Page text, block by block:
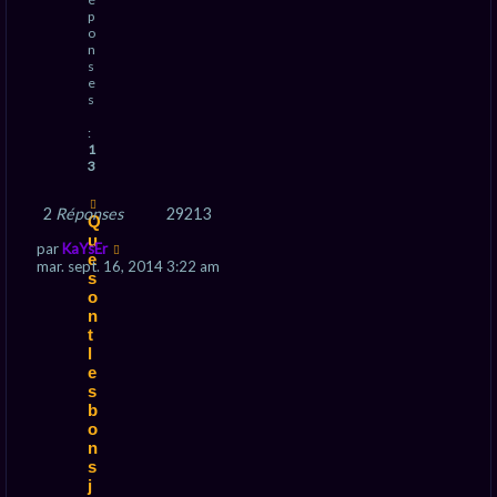
p
o
n
s
e
s
:
1
3
Q
u
e
s
o
n
t
l
e
s
b
o
n
s
j
2 Réponses 29213
par KaYsEr
mar. sept. 16, 2014 3:22 am